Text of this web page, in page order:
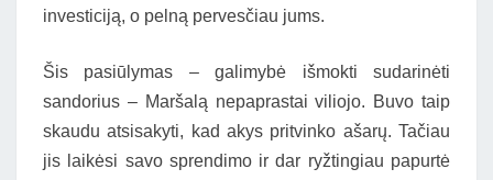
investiciją, o pelną pervesčiau jums.
Šis pasiūlymas – galimybė išmokti sudarinėti
sandorius – Maršalą nepaprastai viliojo. Buvo taip
skaudu atsisakyti, kad akys pritvinko ašarų. Tačiau
jis laikėsi savo sprendimo ir dar ryžtingiau papurtė